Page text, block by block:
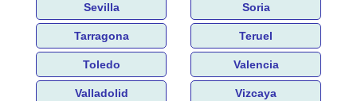
Sevilla Soria
Tarragona Teruel
Toledo Valencia
Valladolid Vizcaya